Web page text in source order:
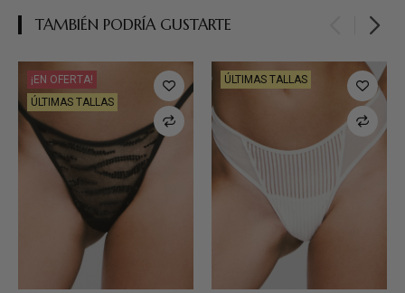
TAMBIÉN PODRÍA GUSTARTE
¡EN OFERTA!
ÚLTIMAS TALLAS
ÚLTIMAS TALLAS